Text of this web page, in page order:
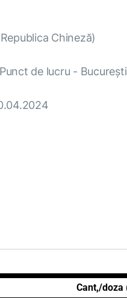
Chineză)
de lucru -
Cant,/doza